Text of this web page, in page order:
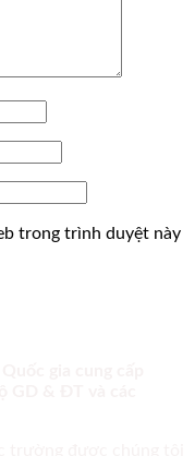
trong trình duyệt này